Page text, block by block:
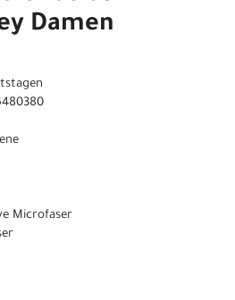
Damen
Microfaser